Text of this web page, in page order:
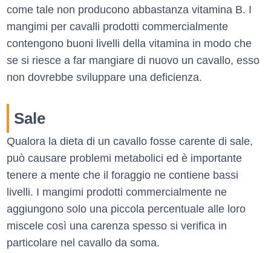
come tale non producono abbastanza vitamina B. I
mangimi per cavalli prodotti commercialmente
contengono buoni livelli della vitamina in modo che
se si riesce a far mangiare di nuovo un cavallo, esso
non dovrebbe sviluppare una deficienza.
Sale
Qualora la dieta di un cavallo fosse carente di sale,
può causare problemi metabolici ed è importante
tenere a mente che il foraggio ne contiene bassi
livelli. I mangimi prodotti commercialmente ne
aggiungono solo una piccola percentuale alle loro
miscele così una carenza spesso si verifica in
particolare nel cavallo da soma.